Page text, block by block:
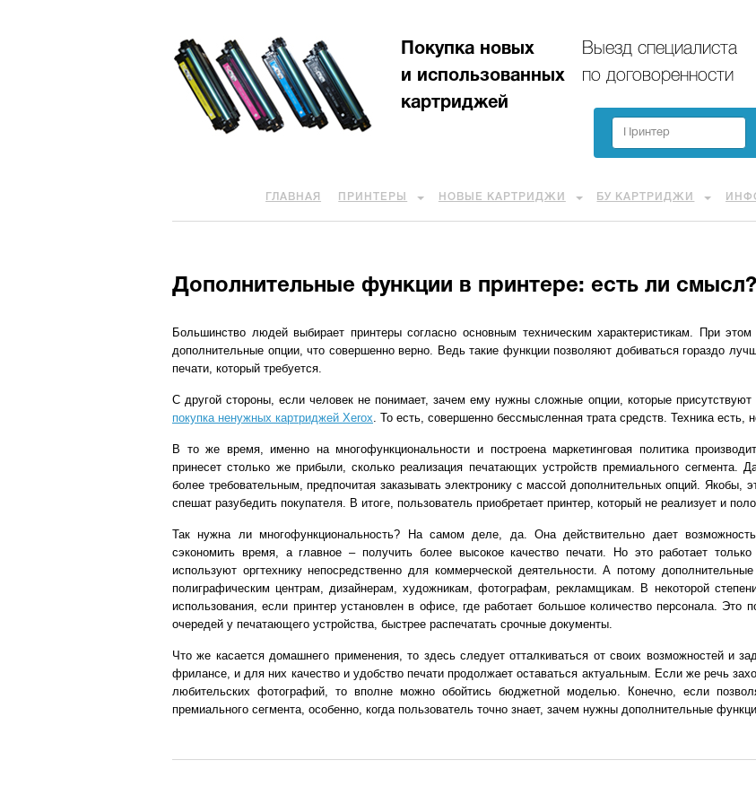
Покупка новых
и использованных
картриджей
Выезд специалиста
по договоренности
ГЛАВНАЯ ПРИНТЕРЫ НОВЫЕ КАРТРИДЖИ БУ КАРТРИДЖИ
Дополнительные функции в принтере: есть ли смысл?
Большинство людей выбирает принтеры согласно основным техническим характеристикам. При
дополнительные опции, что совершенно верно. Ведь такие функции позволяют добиваться гораздо
печати, который требуется.
С другой стороны, если человек не понимает, зачем ему нужны сложные опции, которые
покупка ненужных картриджей Xerox. То есть, совершенно бессмысленная трата средств. Техника есть,
В то же время, именно на многофункциональности и построена маркетинговая политика
принесет столько же прибыли, сколько реализация печатающих устройств премиального сегмента.
более требовательным, предпочитая заказывать электронику с массой дополнительных опций. Якобы,
спешат разубедить покупателя. В итоге, пользователь приобретает принтер, который не реализует и
Так нужна ли многофункциональность? На самом деле, да. Она действительно дает
сэкономить время, а главное – получить более высокое качество печати. Но это работает
используют оргтехнику непосредственно для коммерческой деятельности. А потому
полиграфическим центрам, дизайнерам, художникам, фотографам, рекламщикам. В некоторой
использования, если принтер установлен в офисе, где работает большое количество персонала. Это
очередей у печатающего устройства, быстрее распечатать срочные документы.
Что же касается домашнего применения, то здесь следует отталкиваться от своих возможностей и
фрилансе, и для них качество и удобство печати продолжает оставаться актуальным. Если же речь
любительских фотографий, то вполне можно обойтись бюджетной моделью. Конечно, если
премиального сегмента, особенно, когда пользователь точно знает, зачем нужны дополнительные